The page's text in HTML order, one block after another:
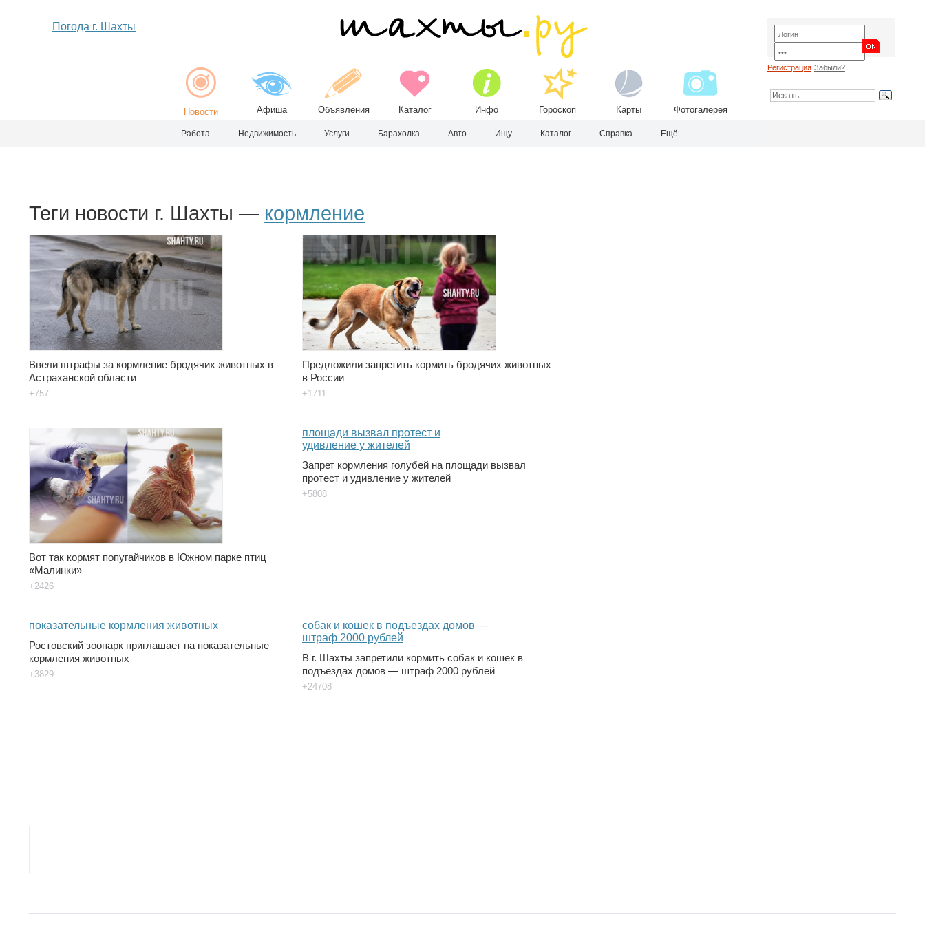
Погода г. Шахты
Новости Афиша Объявления Каталог Инфо Гороскоп Карты Фотогалерея
Регистрация Забыли?
Работа Недвижимость Услуги Барахолка Авто Ищу Каталог Справка Ещё...
Теги новости г. Шахты — кормление
Ввели штрафы за кормление бродячих животных в
Астраханской области
+757
Предложили запретить кормить бродячих животных
в России
+1711
Вот так кормят попугайчиков в Южном парке птиц
«Малинки»
+2426
Запрет кормления голубей на площади вызвал
протест и удивление у жителей
+5808
Ростовский зоопарк приглашает на показательные
кормления животных
+3829
В г. Шахты запретили кормить собак и кошек в
подъездах домов — штраф 2000 рублей
+24708